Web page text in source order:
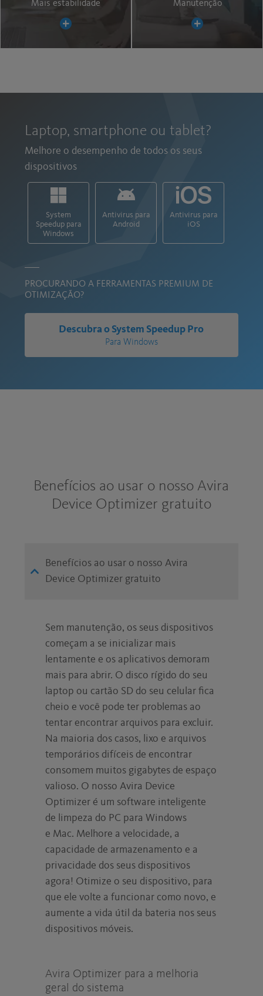
Mais estabilidade Manutenção
Laptop, smartphone ou tablet?
Melhore o desempenho de todos os seus
dispositivos
System
Speedup para
Windows
Antivirus para
Android
Antivirus para
iOS
PROCURANDO A FERRAMENTAS PREMIUM DE
OTIMIZAÇÃO?
Descubra o System Speedup Pro
Para Windows
Benefícios ao usar o nosso Avira
Device Optimizer gratuito
Benefícios ao usar o nosso Avira
Device Optimizer gratuito
Sem manutenção, os seus dispositivos
começam a se inicializar mais
lentamente e os aplicativos demoram
mais para abrir. O disco rígido do seu
laptop ou cartão SD do seu celular fica
cheio e você pode ter problemas ao
tentar encontrar arquivos para excluir.
Na maioria dos casos, lixo e arquivos
temporários difíceis de encontrar
consomem muitos gigabytes de espaço
valioso. O nosso Avira Device
Optimizer é um software inteligente
de limpeza do PC para Windows
e Mac. Melhore a velocidade, a
capacidade de armazenamento e a
privacidade dos seus dispositivos
agora! Otimize o seu dispositivo, para
que ele volte a funcionar como novo, e
aumente a vida útil da bateria nos seus
dispositivos móveis.
Avira Optimizer para a melhoria
geral do sistema